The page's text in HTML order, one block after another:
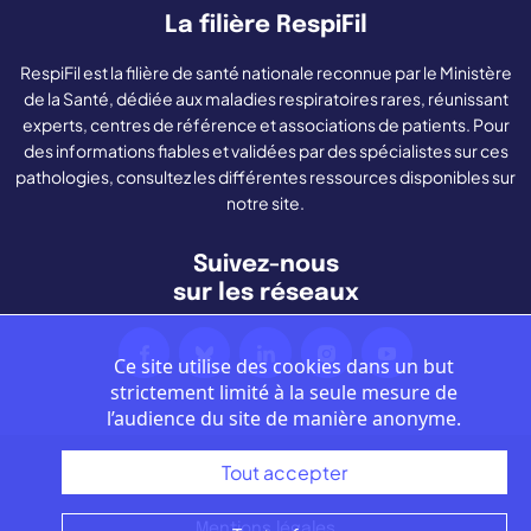
La filière RespiFil
RespiFil est la filière de santé nationale reconnue par le Ministère
de la Santé, dédiée aux maladies respiratoires rares, réunissant
experts, centres de référence et associations de patients. Pour
des informations fiables et validées par des spécialistes sur ces
pathologies, consultez les différentes ressources disponibles sur
notre site.
Suivez-nous
sur les réseaux
Nous contacter
Ce site utilise des cookies dans un but
strictement limité à la seule mesure de
l’audience du site de manière anonyme.
Tout accepter